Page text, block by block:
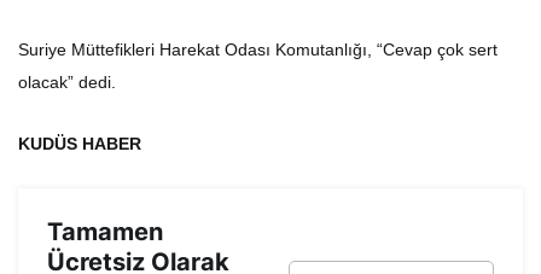
Suriye Müttefikleri Harekat Odası Komutanlığı, “Cevap çok sert
olacak” dedi.
KUDÜS HABER
Tamamen
Ücretsiz Olarak